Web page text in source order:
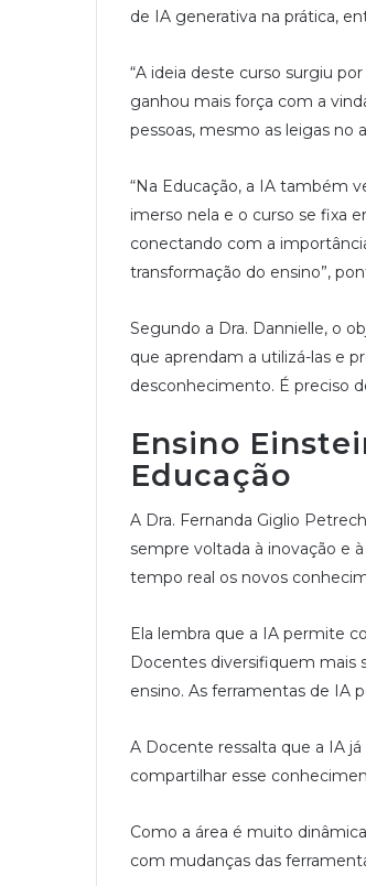
de IA generativa na prática,
“A ideia deste curso surgiu
ganhou mais força com a
pessoas, mesmo as leigas no
“Na Educação, a IA também
imerso nela e o curso se fixa
conectando com a
transformação do ensino”,
Segundo a Dra. Dannielle, o
que aprendam a utilizá-las e
desconhecimento. É preciso
Ensino
Educação
A Dra. Fernanda Giglio
sempre voltada à inovação e
tempo real os novos
Ela lembra que a IA permite
Docentes diversifiquem mais
ensino. As ferramentas de IA
A Docente ressalta que a IA
compartilhar esse
Como a área é muito
com mudanças das